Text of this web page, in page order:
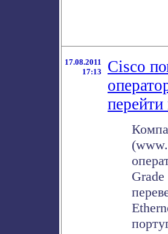
17.08.2011
17:13
Cisco